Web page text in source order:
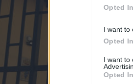
Opted In
I want to
Opted In
I want to
Opted In